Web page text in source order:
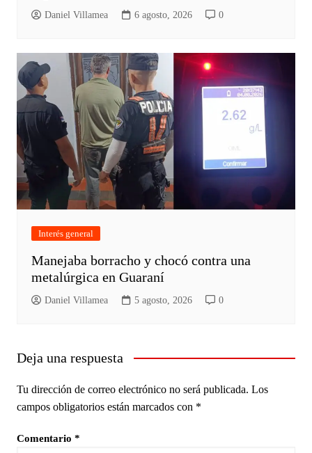
Daniel Villamea 6 agosto, 2026 0
Interés general
Manejaba borracho y chocó contra una
metalúrgica en Guaraní
Daniel Villamea 5 agosto, 2026 0
Deja una respuesta
Tu dirección de correo electrónico no será publicada. Los
campos obligatorios están marcados con *
Comentario *